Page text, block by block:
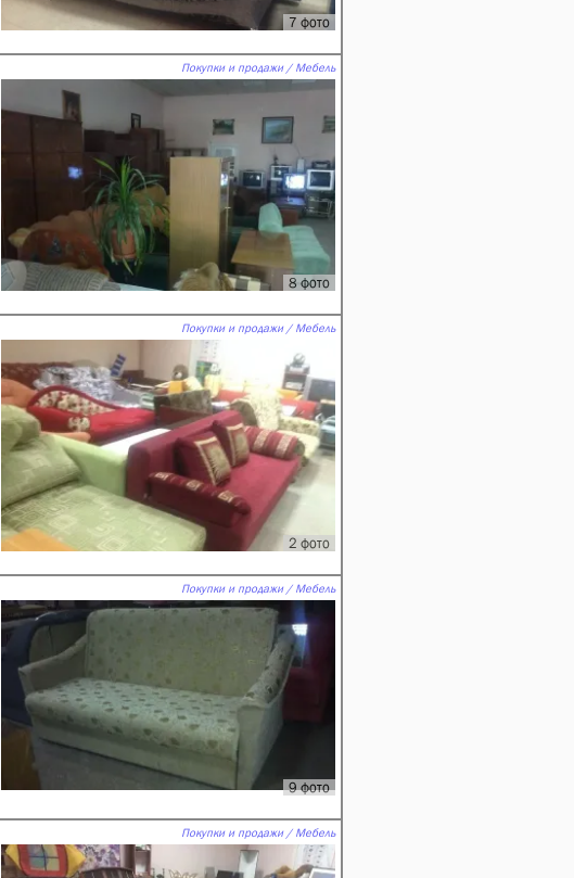
7 фото
Покупки и продажи / Мебель
8 фото
Покупки и продажи / Мебель
2 фото
Покупки и продажи / Мебель
9 фото
Покупки и продажи / Мебель